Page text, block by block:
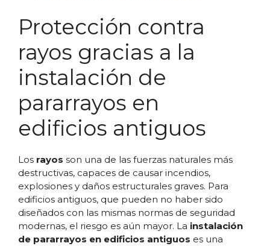
Protección contra
rayos gracias a la
instalación de
pararrayos en
edificios antiguos
Los rayos son una de las fuerzas naturales más
destructivas, capaces de causar incendios,
explosiones y daños estructurales graves. Para
edificios antiguos, que pueden no haber sido
diseñados con las mismas normas de seguridad
modernas, el riesgo es aún mayor. La instalación
de pararrayos en edificios antiguos es una